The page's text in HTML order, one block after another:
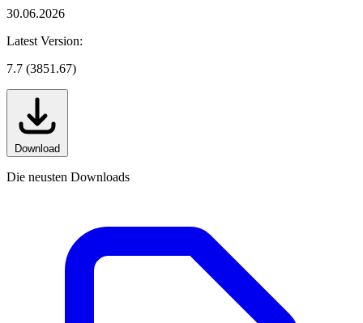
30.06.2026
Latest Version:
7.7 (3851.67)
Download
Die neusten Downloads